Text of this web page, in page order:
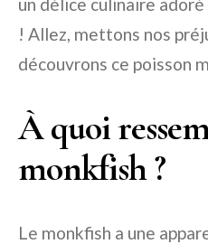
! Allez, mettons nos
découvrons ce poisson
À quoi
monkfish ?
Le monkfish a une